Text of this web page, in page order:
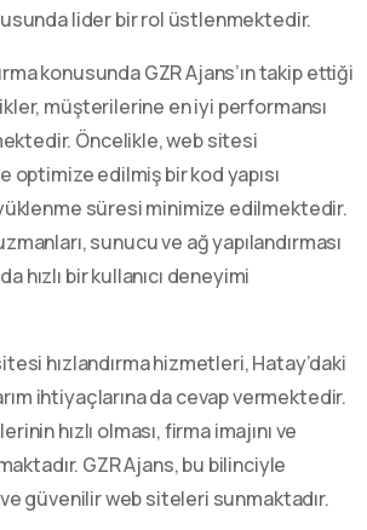
lider bir rol üstlenmektedir.
konusunda GZR Ajans’ın takip ettiği
müşterilerine en iyi performansı
Öncelikle, web sitesi
optimize edilmiş bir kod yapısı
süresi minimize edilmektedir.
sunucu ve ağ yapılandırması
hızlı bir kullanıcı deneyimi
hızlandırma hizmetleri, Hatay’daki
ihtiyaçlarına da cevap vermektedir.
hızlı olması, firma imajını ve
GZR Ajans, bu bilinciyle
güvenilir web siteleri sunmaktadır.